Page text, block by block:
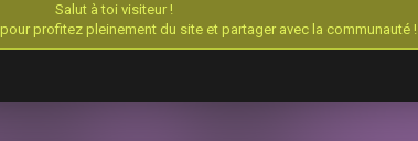
Salut à toi visiteur !
pour profitez pleinement du site et partager avec la communauté !